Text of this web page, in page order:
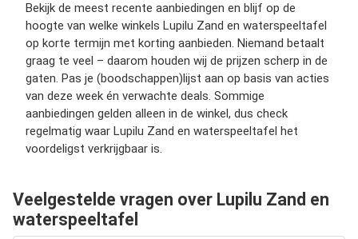
Bekijk de meest recente aanbiedingen en blijf op de
hoogte van welke winkels Lupilu Zand en waterspeeltafel
op korte termijn met korting aanbieden. Niemand betaalt
graag te veel – daarom houden wij de prijzen scherp in de
gaten. Pas je (boodschappen)lijst aan op basis van acties
van deze week én verwachte deals. Sommige
aanbiedingen gelden alleen in de winkel, dus check
regelmatig waar Lupilu Zand en waterspeeltafel het
voordeligst verkrijgbaar is.
Veelgestelde vragen over Lupilu Zand en
waterspeeltafel